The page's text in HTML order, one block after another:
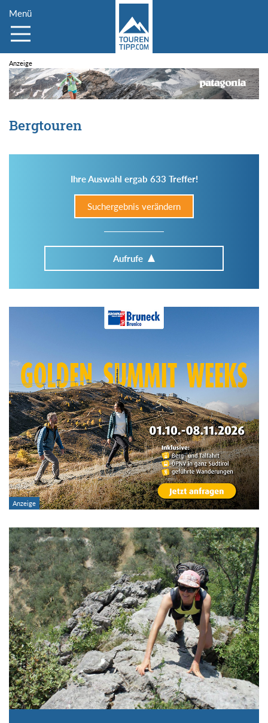
Menü
Bergtouren
Ihre Auswahl ergab 633 Treffer!
Suchergebnis verändern
Aufrufe
Im Tourenarchiv suchen
Region:
Gebirge:
Art der Tour:
Schwierigkeitsgrad:
von
bis
Kondition (Tourdauer):
von
bis
Suchbegriff: